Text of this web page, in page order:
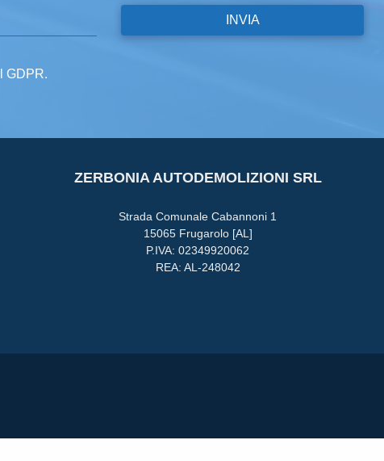
GDPR.
ZERBONIA AUTODEMOLIZIONI SRL
Strada Comunale Cabannoni 1
15065 Frugarolo [AL]
P.IVA: 02349920062
REA: AL-248042